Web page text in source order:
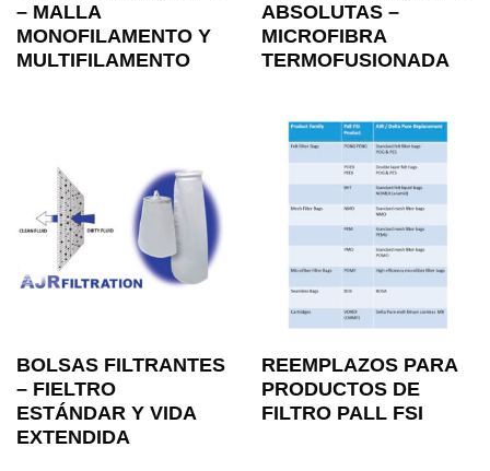
– MALLA
MONOFILAMENTO Y
MULTIFILAMENTO
ABSOLUTAS –
MICROFIBRA
TERMOFUSIONADA
BOLSAS FILTRANTES
– FIELTRO
ESTÁNDAR Y VIDA
EXTENDIDA
REEMPLAZOS PARA
PRODUCTOS DE
FILTRO PALL FSI